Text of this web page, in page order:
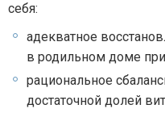
себя:
адекватное
в родильном доме
рациональное
достаточной долей